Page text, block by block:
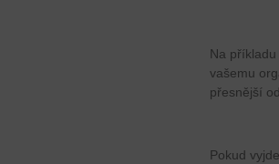
Na
vašemu
přesnější
Pokud